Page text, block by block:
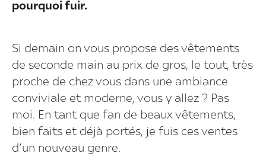
pourquoi fuir.
Si demain on vous propose des vêtements
de seconde main au prix de gros, le tout, très
proche de chez vous dans une ambiance
conviviale et moderne, vous y allez ? Pas
moi. En tant que fan de beaux vêtements,
bien faits et déjà portés, je fuis ces ventes
d’un nouveau genre.